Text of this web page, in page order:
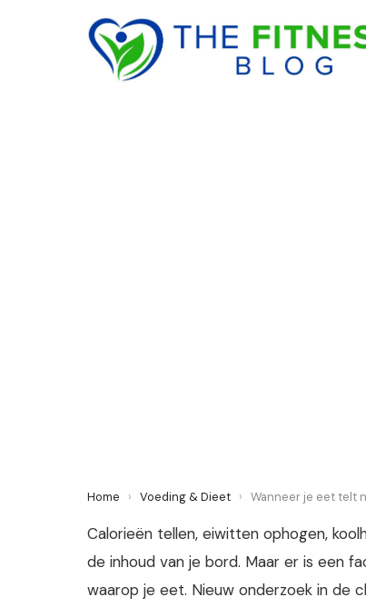
Home › Voeding & Dieet › Wanneer je eet telt
Calorieën tellen, eiwitten ophogen,
de inhoud van je bord. Maar er is een
waarop je eet. Nieuw onderzoek in de